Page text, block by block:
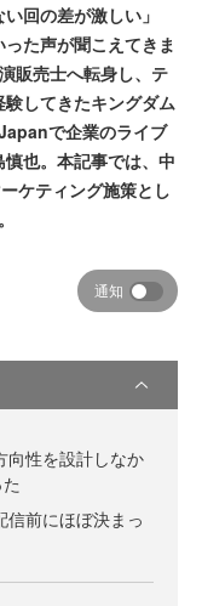
回の差が激しい」
った声が聞こえてきま
販売士へ転身し、テ
してきたキングダム
で企業のライブ
也。本記事では、中
ケティング施策とし
通知
向性を設計しなか
信前にほぼ決まっ